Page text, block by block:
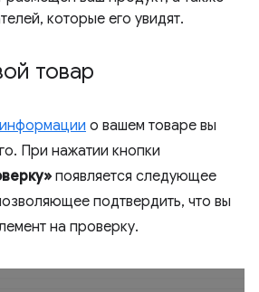
которые его увидят.
товар
о вашем товаре вы
При нажатии кнопки
появляется следующее
подтвердить, что вы
на проверку.